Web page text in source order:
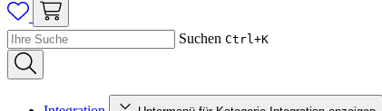
Suchen Ctrl+K